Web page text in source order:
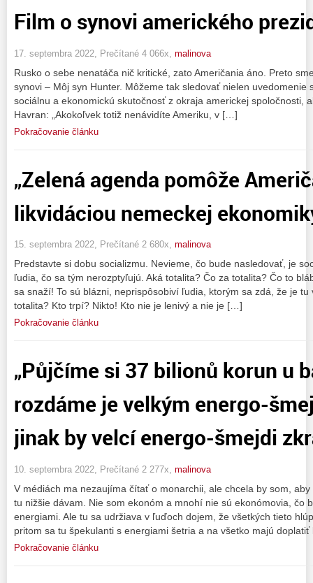
Film o synovi amerického
17. septembra 2022, Prečítané 4 066x, malinova
Rusko o sebe nenatáča nič kritické, zato Američania áno. Preto
synovi – Môj syn Hunter. Môžeme tak sledovať nielen uvedomenie
sociálnu a ekonomickú skutočnosť z okraja americkej spoločnosti,
Havran: „Akokoľvek totiž nenávidíte Ameriku, v […]
Pokračovanie článku
„Zelená agenda pomôže
likvidáciou nemeckej
15. septembra 2022, Prečítané 2 680x, malinova
Predstavte si dobu socializmu. Nevieme, čo bude nasledovať, je
ľudia, čo sa tým nerozptyľujú. Aká totalita? Čo za totalita? Čo to
sa snaží! To sú blázni, neprispôsobiví ľudia, ktorým sa zdá, že je tu
totalita? Kto trpí? Nikto! Kto nie je lenivý a nie je […]
Pokračovanie článku
„Půjčíme si 37 bilionů korun u
rozdáme je velkým energo-
jinak by velcí energo-šmejdi
10. septembra 2022, Prečítané 2 277x, malinova
V médiách ma nezaujíma čítať o monarchii, ale chcela by som,
tu nižšie dávam. Nie som ekonóm a mnohí nie sú ekonómovia, čo
energiami. Ale tu sa udržiava v ľuďoch dojem, že všetkých tieto
pritom sa tu špekulanti s energiami šetria a na všetko majú
Pokračovanie článku